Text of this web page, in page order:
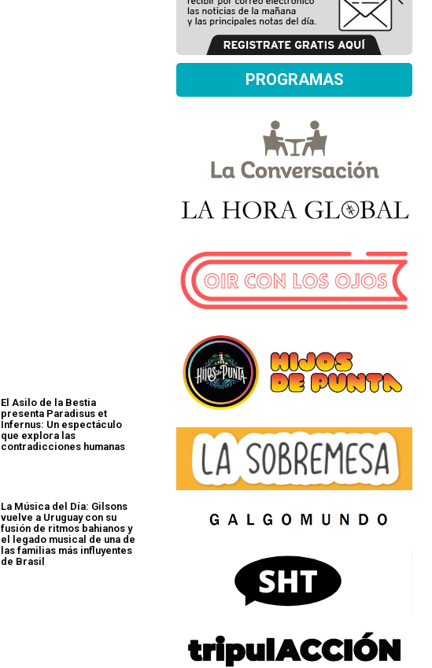
El Asilo de la Bestia
presenta Paradisus et
Infernus: Un espectáculo
que explora las
contradicciones humanas
La Música del Día: Gilsons
vuelve a Uruguay con su
fusión de ritmos bahianos y
el legado musical de una de
las familias más influyentes
de Brasil
PROGRAMAS